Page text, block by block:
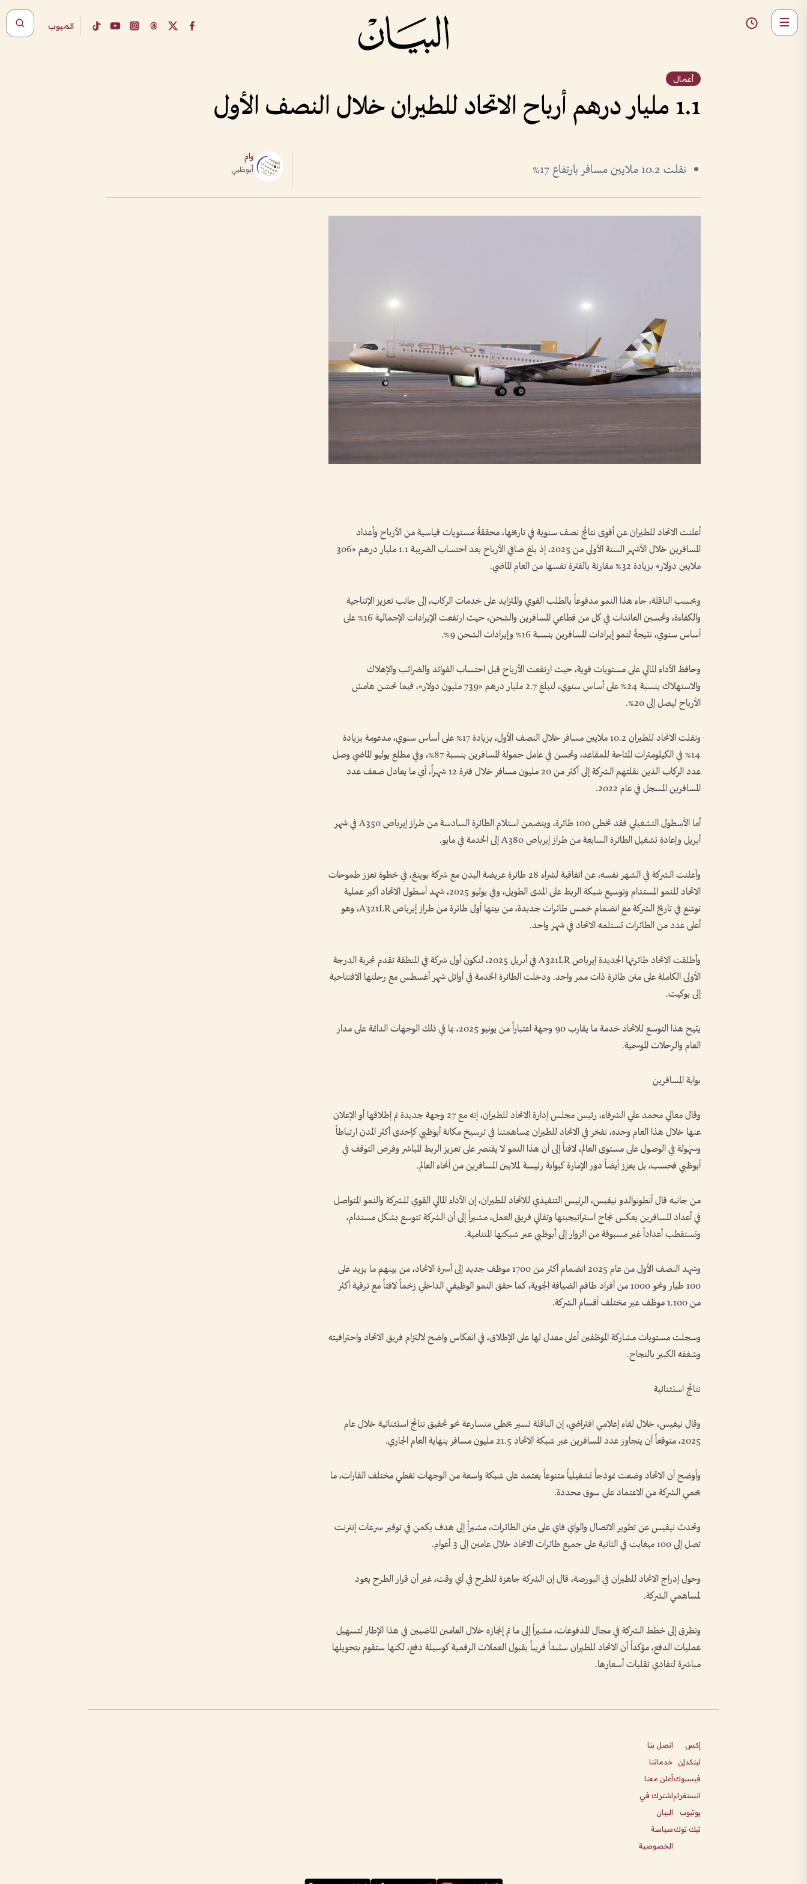
المبوب
أعمال
1.1 مليار درهم أرباح الاتحاد للطيران خلال النصف الأول
نقلت 10.2 ملايين مسافر بارتفاع 17%
وام
أبوظبي
أعلنت الاتحاد للطيران عن أقوى نتائج نصف سنوية في تاريخها، محققةً مستويات قياسية من الأرباح وأعداد
المسافرين خلال الأشهر الستة الأولى من 2025، إذ بلغ صافي الأرباح بعد احتساب الضريبة 1.1 مليار درهم «306
ملايين دولار» بزيادة 32% مقارنة بالفترة نفسها من العام الماضي.
وبحسب الناقلة، جاء هذا النمو مدفوعاً بالطلب القوي والمتزايد على خدمات الركاب، إلى جانب تعزيز الإنتاجية
والكفاءة، وتحسين العائدات في كل من قطاعي المسافرين والشحن، حيث ارتفعت الإيرادات الإجمالية 16% على
أساس سنوي، نتيجةً لنمو إيرادات المسافرين بنسبة 16% وإيرادات الشحن 9%.
وحافظ الأداء المالي على مستويات قوية، حيث ارتفعت الأرباح قبل احتساب الفوائد والضرائب والإهلاك
والاستهلاك بنسبة 24% على أساس سنوي، لتبلغ 2.7 مليار درهم «739 مليون دولار»، فيما تحسّن هامش
الأرباح ليصل إلى 20%.
ونقلت الاتحاد للطيران 10.2 ملايين مسافر خلال النصف الأول، بزيادة 17% على أساس سنوي، مدعومة بزيادة
14% في الكيلومترات المتاحة للمقاعد، وتحسن في عامل حمولة المسافرين بنسبة 87%، وفي مطلع يوليو الماضي وصل
عدد الركاب الذين نقلتهم الشركة إلى أكثر من 20 مليون مسافر خلال فترة 12 شهراً، أي ما يعادل ضعف عدد
المسافرين المسجل في عام 2022.
أما الأسطول التشغيلي فقد تخطى 100 طائرة، ويتضمن استلام الطائرة السادسة من طراز إيرباص A350 في شهر
أبريل وإعادة تشغيل الطائرة السابعة من طراز إيرباص A380 إلى الخدمة في مايو.
وأعلنت الشركة في الشهر نفسه، عن اتفاقية لشراء 28 طائرة عريضة البدن مع شركة بوينغ، في خطوة تعزز طموحات
الاتحاد للنمو المستدام وتوسيع شبكة الربط على المدى الطويل، وفي يوليو 2025، شهد أسطول الاتحاد أكبر عملية
توسّع في تاريخ الشركة مع انضمام خمس طائرات جديدة، من بينها أول طائرة من طراز إيرباص A321LR، وهو
أعلى عدد من الطائرات تستلمه الاتحاد في شهر واحد.
وأطلقت الاتحاد طائرتها الجديدة إيرباص A321LR في أبريل 2025، لتكون أول شركة في المنطقة تقدم تجربة الدرجة
الأولى الكاملة على متن طائرة ذات ممر واحد. ودخلت الطائرة الخدمة في أوائل شهر أغسطس مع رحلتها الافتتاحية
إلى بوكيت.
يتيح هذا التوسع للاتحاد خدمة ما يقارب 90 وجهة اعتباراً من يونيو 2025، بما في ذلك الوجهات الدائمة على مدار
العام والرحلات الموسمية.
بوابة المسافرين
وقال معالي محمد علي الشرفاء، رئيس مجلس إدارة الاتحاد للطيران، إنه مع 27 وجهة جديدة تم إطلاقها أو الإعلان
عنها خلال هذا العام وحده، نفخر في الاتحاد للطيران بمساهمتنا في ترسيخ مكانة أبوظبي كإحدى أكثر المدن ارتباطاً
وسهولة في الوصول على مستوى العالم، لافتاً إلى أن هذا النمو لا يقتصر على تعزيز الربط المباشر وفرص التوقف في
أبوظبي فحسب، بل يعزز أيضاً دور الإمارة كبوابة رئيسة لملايين المسافرين من أنحاء العالم.
من جانبه قال أنطونوالدو نيفيس، الرئيس التنفيذي للاتحاد للطيران، إن الأداء المالي القوي للشركة والنمو المتواصل
في أعداد المسافرين يعكس نجاح استراتيجيتها وتفاني فريق العمل، مشيراً إلى أن الشركة تتوسع بشكل مستدام،
وتستقطب أعداداً غير مسبوقة من الزوار إلى أبوظبي عبر شبكتها المتنامية.
وشهد النصف الأول من عام 2025 انضمام أكثر من 1700 موظف جديد إلى أسرة الاتحاد، من بينهم ما يزيد على
100 طيار ونحو 1000 من أفراد طاقم الضيافة الجوية، كما حقق النمو الوظيفي الداخلي زخماً لافتاً مع ترقية أكثر
من 1.100 موظف عبر مختلف أقسام الشركة.
وسجلت مستويات مشاركة الموظفين أعلى معدل لها على الإطلاق، في انعكاس واضح لالتزام فريق الاتحاد واحترافيته
وشغفه الكبير بالنجاح.
نتائج استثنائية
وقال نيفيس، خلال لقاء إعلامي افتراضي، إن الناقلة تسير بخطى متسارعة نحو تحقيق نتائج استثنائية خلال عام
2025، متوقعاً أن يتجاوز عدد المسافرين عبر شبكة الاتحاد 21.5 مليون مسافر بنهاية العام الجاري.
وأوضح أن الاتحاد وضعت نموذجاً تشغيلياً متنوعاً يعتمد على شبكة واسعة من الوجهات تغطي مختلف القارات، ما
يحمي الشركة من الاعتماد على سوق محددة.
وتحدث نيفيس عن تطوير الاتصال والواي فاي على متن الطائرات، مشيراً إلى هدف يكمن في توفير سرعات إنترنت
تصل إلى 100 ميغابت في الثانية على جميع طائرات الاتحاد خلال عامين إلى 3 أعوام.
وحول إدراج الاتحاد للطيران في البورصة، قال إن الشركة جاهزة للطرح في أي وقت، غير أن قرار الطرح يعود
لمساهمي الشركة.
وتطرق إلى خطط الشركة في مجال المدفوعات، مشيراً إلى ما تم إنجازه خلال العامين الماضيين في هذا الإطار لتسهيل
عمليات الدفع، مؤكداً أن الاتحاد للطيران ستبدأ قريباً بقبول العملات الرقمية كوسيلة دفع، لكنها ستقوم بتحويلها
مباشرة لتفادي تقلبات أسعارها.
إكس
لينكدإن
فيسبوك
انستغرام
يوتيوب
تيك توك
اتصل بنا
خدماتنا
أعلن معنا
اشترك في
البيان
سياسة
الخصوصية